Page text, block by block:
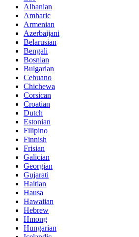
Albanian
Amharic
Armenian
Azerbaijani
Belarusian
Bengali
Bosnian
Bulgarian
Cebuano
Chichewa
Corsican
Croatian
Dutch
Estonian
Filipino
Finnish
Frisian
Galician
Georgian
Gujarati
Haitian
Hausa
Hawaiian
Hebrew
Hmong
Hungarian